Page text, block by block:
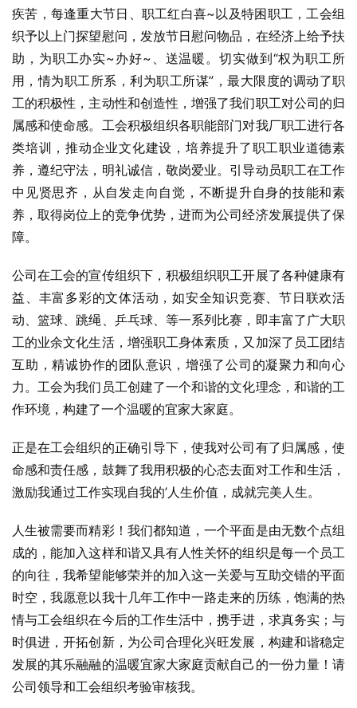
疾苦，每逢重大节日、职工红白喜~以及特困职工，工会组
织予以上门探望慰问，发放节日慰问物品，在经济上给予扶
助，为职工办实~办好~、送温暖。切实做到“权为职工所
用，情为职工所系，利为职工所谋”，最大限度的调动了职
工的积极性，主动性和创造性，增强了我们职工对公司的归
属感和使命感。工会积极组织各职能部门对我厂职工进行各
类培训，推动企业文化建设，培养提升了职工职业道德素
养，遵纪守法，明礼诚信，敬岗爱业。引导动员职工在工作
中见贤思齐，从自发走向自觉，不断提升自身的技能和素
养，取得岗位上的竞争优势，进而为公司经济发展提供了保
障。
公司在工会的宣传组织下，积极组织职工开展了各种健康有
益、丰富多彩的文体活动，如安全知识竞赛、节日联欢活
动、篮球、跳绳、乒乓球、等一系列比赛，即丰富了广大职
工的业余文化生活，增强职工身体素质，又加深了员工团结
互助，精诚协作的团队意识，增强了公司的凝聚力和向心
力。工会为我们员工创建了一个和谐的文化理念，和谐的工
作环境，构建了一个温暖的宜家大家庭。
正是在工会组织的正确引导下，使我对公司有了归属感，使
命感和责任感，鼓舞了我用积极的心态去面对工作和生活，
激励我通过工作实现自我的’人生价值，成就完美人生。
人生被需要而精彩！我们都知道，一个平面是由无数个点组
成的，能加入这样和谐又具有人性关怀的组织是每一个员工
的向往，我希望能够荣并的加入这一关爱与互助交错的平面
时空，我愿意以我十几年工作中一路走来的历练，饱满的热
情与工会组织在今后的工作生活中，携手进，求真务实；与
时俱进，开拓创新，为公司合理化兴旺发展，构建和谐稳定
发展的其乐融融的温暖宜家大家庭贡献自己的一份力量！请
公司领导和工会组织考验审核我。